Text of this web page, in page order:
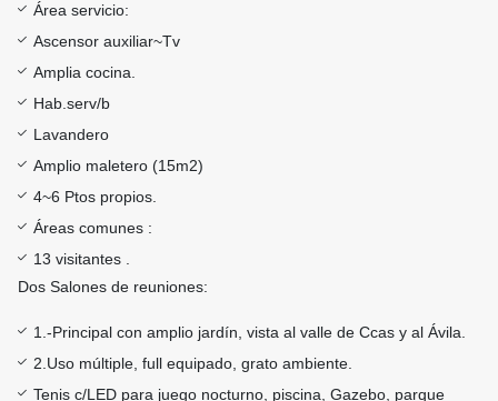
Área servicio:
Ascensor auxiliar~Tv
Amplia cocina.
Hab.serv/b
Lavandero
Amplio maletero (15m2)
4~6 Ptos propios.
Áreas comunes :
13 visitantes .
Dos Salones de reuniones:
1.-Principal con amplio jardín, vista al valle de Ccas y al Ávila.
2.Uso múltiple, full equipado, grato ambiente.
Tenis c/LED para juego nocturno, piscina, Gazebo, parque